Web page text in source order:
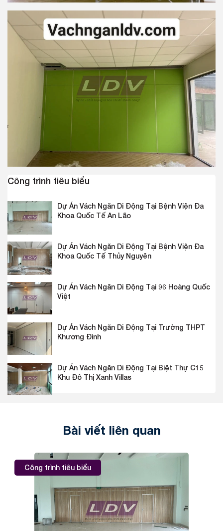
Công trình tiêu biểu
Dự Án Vách Ngăn Di Động Tại Bệnh Viện Đa
Khoa Quốc Tế An Lão
Dự Án Vách Ngăn Di Động Tại Bệnh Viện Đa
Khoa Quốc Tế Thủy Nguyên
Dự Án Vách Ngăn Di Động Tại 96 Hoàng Quốc
Việt
Dự Án Vách Ngăn Di Động Tại Trường THPT
Khương Đình
Dự Án Vách Ngăn Di Động Tại Biệt Thự C15
Khu Đô Thị Xanh Villas
Bài viết liên quan
Công trình tiêu biểu